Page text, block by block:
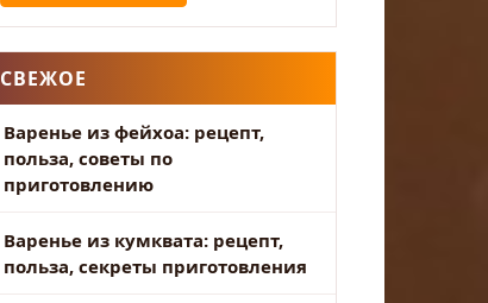
СВЕЖОЕ
Варенье из фейхоа: рецепт,
польза, советы по
приготовлению
Варенье из кумквата: рецепт,
польза, секреты приготовления